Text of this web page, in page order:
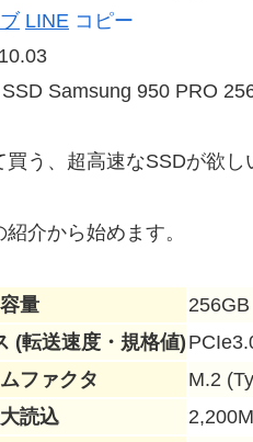
LINE コピー
Samsung 950 PRO
う、超高速なSSDが欲
介から始めます。
容量 256GB
(転送速度・規格値)
ファクタ
M.2
読込